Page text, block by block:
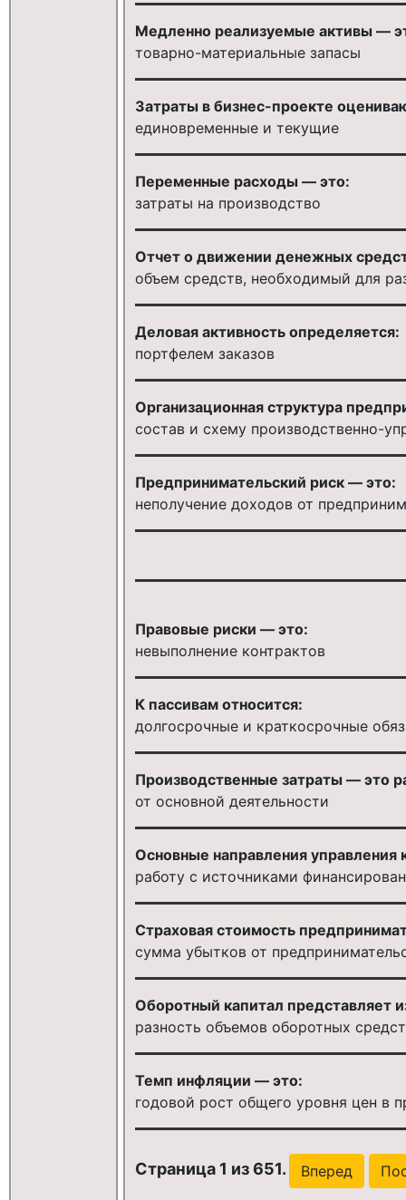
Медленно реализуемые активы —
товарно-материальные запасы
Затраты в бизнес-проекте
единовременные и текущие
Переменные расходы — это:
затраты на производство
Отчет о движении денежных
объем средств, необходимый для
Деловая активность определяется:
портфелем заказов
Организационная структура
состав и схему производственно-
Предпринимательский риск — это:
неполучение доходов от
Правовые риски — это:
невыполнение контрактов
К пассивам относится:
долгосрочные и краткосрочные
Производственные затраты — это
от основной деятельности
Основные направления управления
работу с источниками
Страховая стоимость
сумма убытков от
Оборотный капитал представляет
разность объемов оборотных
Темп инфляции — это:
годовой рост общего уровня цен в
Страница 1 из 651. Вперед